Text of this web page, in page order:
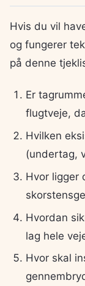
Hvis du vil
og fungerer
på denne
Er
flugtveje,
Hvilken
(undertag,
Hvor ligger
Hvordan
lag hele
Hvor skal